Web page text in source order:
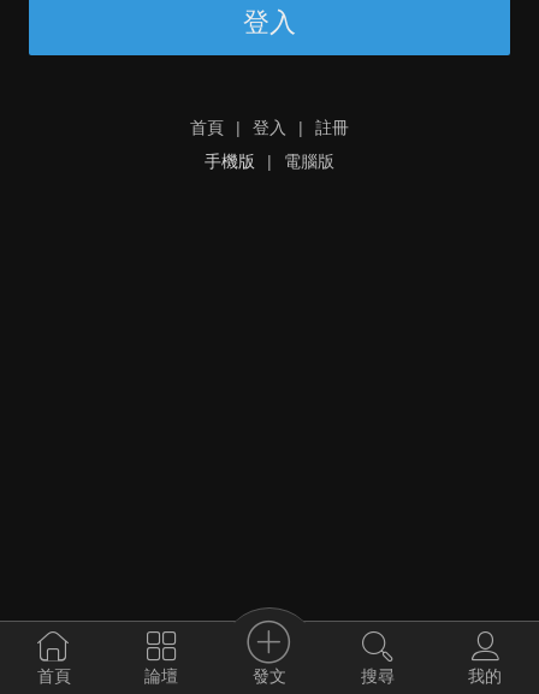
登入
首頁 | 登入 |
註冊
手機版
| 電腦版
首頁 論壇 發文 搜尋 我的